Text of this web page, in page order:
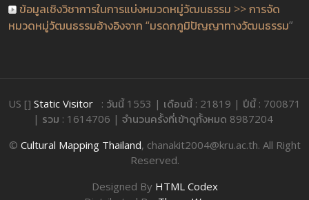
ข้อมูลเชิงวิชาการในการแบ่งหมวดหมู่วัฒนธรรม >> การจัด
หมวดหมู่วัฒนธรรมอ้างอิงจาก “มรดกภูมิปัญญาทางวัฒนธรรม”
US [] Static Visitor : วันนี้ 1553 | เดือนนี้ : 21819 | ปีนี้ : 700871
| รวม : 1614706 | จำนวนครั้งที่เข้าดูทั้งหมด 8987204
© Cultural Mapping Thailand, chanakit2004@kru.ac.th. All Right
Reserved.
Designed By HTML Codex